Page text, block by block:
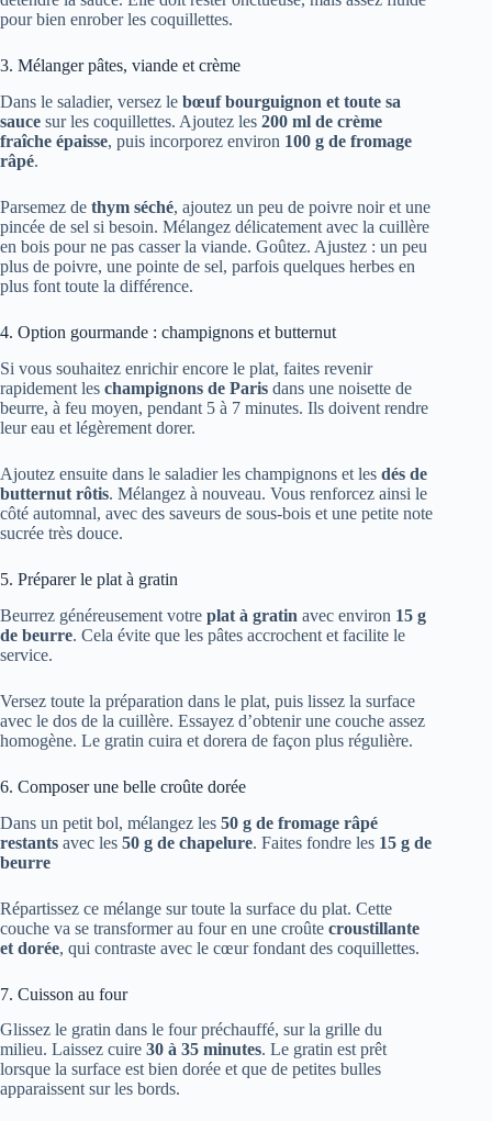
pour bien enrober les coquillettes.
3. Mélanger pâtes, viande et crème
Dans le saladier, versez le bœuf bourguignon et toute sa
sauce sur les coquillettes. Ajoutez les 200 ml de crème
fraîche épaisse, puis incorporez environ 100 g de fromage
râpé.
Parsemez de thym séché, ajoutez un peu de poivre noir et une
pincée de sel si besoin. Mélangez délicatement avec la cuillère
en bois pour ne pas casser la viande. Goûtez. Ajustez : un peu
plus de poivre, une pointe de sel, parfois quelques herbes en
plus font toute la différence.
4. Option gourmande : champignons et butternut
Si vous souhaitez enrichir encore le plat, faites revenir
rapidement les champignons de Paris dans une noisette de
beurre, à feu moyen, pendant 5 à 7 minutes. Ils doivent rendre
leur eau et légèrement dorer.
Ajoutez ensuite dans le saladier les champignons et les dés de
butternut rôtis. Mélangez à nouveau. Vous renforcez ainsi le
côté automnal, avec des saveurs de sous-bois et une petite note
sucrée très douce.
5. Préparer le plat à gratin
Beurrez généreusement votre plat à gratin avec environ 15 g
de beurre. Cela évite que les pâtes accrochent et facilite le
service.
Versez toute la préparation dans le plat, puis lissez la surface
avec le dos de la cuillère. Essayez d’obtenir une couche assez
homogène. Le gratin cuira et dorera de façon plus régulière.
6. Composer une belle croûte dorée
Dans un petit bol, mélangez les 50 g de fromage râpé
restants avec les 50 g de chapelure. Faites fondre les 15 g de
beurre
Répartissez ce mélange sur toute la surface du plat. Cette
couche va se transformer au four en une croûte croustillante
et dorée, qui contraste avec le cœur fondant des coquillettes.
7. Cuisson au four
Glissez le gratin dans le four préchauffé, sur la grille du
milieu. Laissez cuire 30 à 35 minutes. Le gratin est prêt
lorsque la surface est bien dorée et que de petites bulles
apparaissent sur les bords.